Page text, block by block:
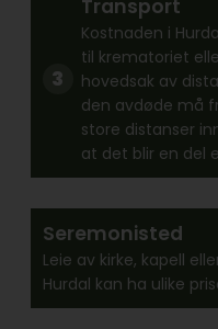
Transport
Kostnaden i
til krematoriet
hovedsak av
den avdøde må
store distanser
at det blir en del
Seremonisted
Leie av kirke, kapell
Hurdal kan ha ulike